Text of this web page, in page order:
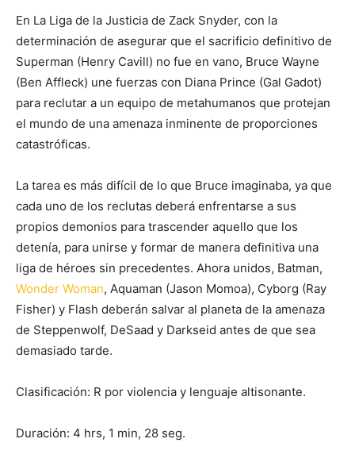
En La Liga de la Justicia de Zack Snyder, con la
determinación de asegurar que el sacrificio definitivo de
Superman (Henry Cavill) no fue en vano, Bruce Wayne
(Ben Affleck) une fuerzas con Diana Prince (Gal Gadot)
para reclutar a un equipo de metahumanos que protejan
el mundo de una amenaza inminente de proporciones
catastróficas.
La tarea es más difícil de lo que Bruce imaginaba, ya que
cada uno de los reclutas deberá enfrentarse a sus
propios demonios para trascender aquello que los
detenía, para unirse y formar de manera definitiva una
liga de héroes sin precedentes. Ahora unidos, Batman,
Wonder Woman, Aquaman (Jason Momoa), Cyborg (Ray
Fisher) y Flash deberán salvar al planeta de la amenaza
de Steppenwolf, DeSaad y Darkseid antes de que sea
demasiado tarde.
Clasificación: R por violencia y lenguaje altisonante.
Duración: 4 hrs, 1 min, 28 seg.